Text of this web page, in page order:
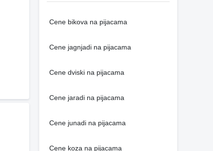
Cene bikova na pijacama
Cene jagnjadi na pijacama
Cene dviski na pijacama
Cene jaradi na pijacama
Cene junadi na pijacama
Cene koza na pijacama